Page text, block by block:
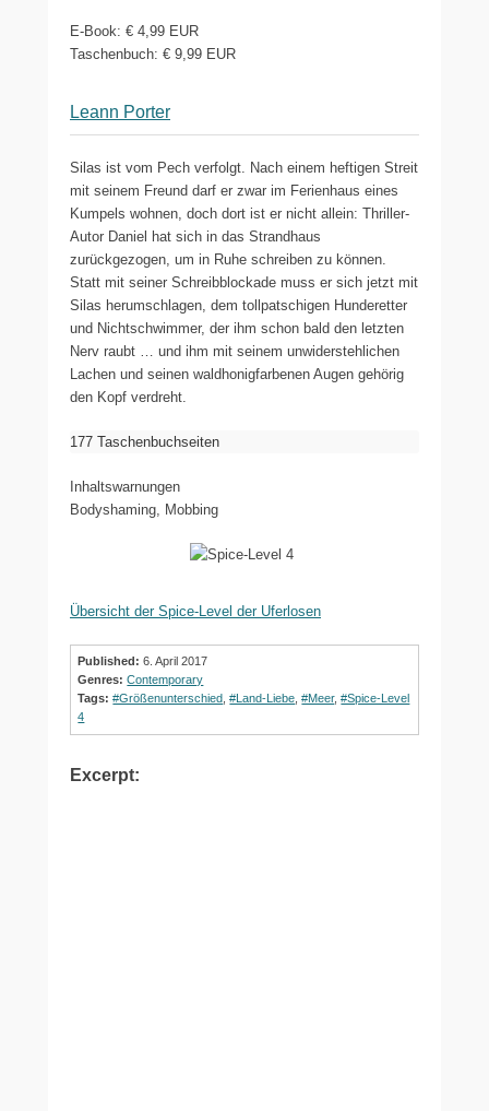
E-Book: € 4,99 EUR
Taschenbuch: € 9,99 EUR
Leann Porter
Silas ist vom Pech verfolgt. Nach einem heftigen Streit
mit seinem Freund darf er zwar im Ferienhaus eines
Kumpels wohnen, doch dort ist er nicht allein: Thriller-
Autor Daniel hat sich in das Strandhaus
zurückgezogen, um in Ruhe schreiben zu können.
Statt mit seiner Schreibblockade muss er sich jetzt mit
Silas herumschlagen, dem tollpatschigen Hunderetter
und Nichtschwimmer, der ihm schon bald den letzten
Nerv raubt … und ihm mit seinem unwiderstehlichen
Lachen und seinen waldhonigfarbenen Augen gehörig
den Kopf verdreht.
177 Taschenbuchseiten
Inhaltswarnungen
Bodyshaming, Mobbing
Übersicht der Spice-Level der Uferlosen
Published: 6. April 2017
Genres: Contemporary
Tags: #Größenunterschied ,#Land-Liebe ,#Meer,#Spice-Level
4
Excerpt: